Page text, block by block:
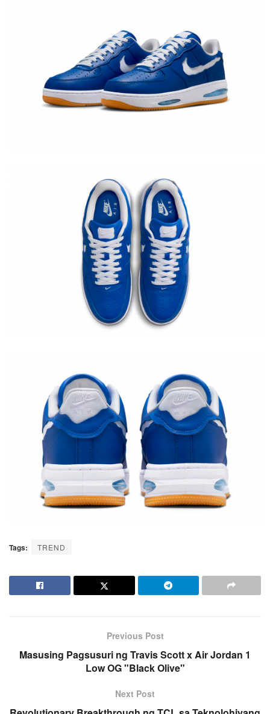
Tags: TREND
Previous Post
Masusing Pagsusuri ng Travis Scott x Air Jordan 1
Low OG "Black Olive"
Next Post